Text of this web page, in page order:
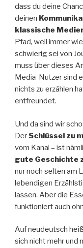
dass du deine
deinen
klassische
Pfad, weil immer
schwierig sei von
muss über dieses
Media-Nutzer sind
nichts zu erzählen
entfreundet.
Und da sind wir
Der Schlüssel zu
vom Kanal – ist
gute Geschichte
nur noch selten am
lebendigen
lassen. Aber die
funktioniert auch
Auf neudeutsch
sich nicht mehr und